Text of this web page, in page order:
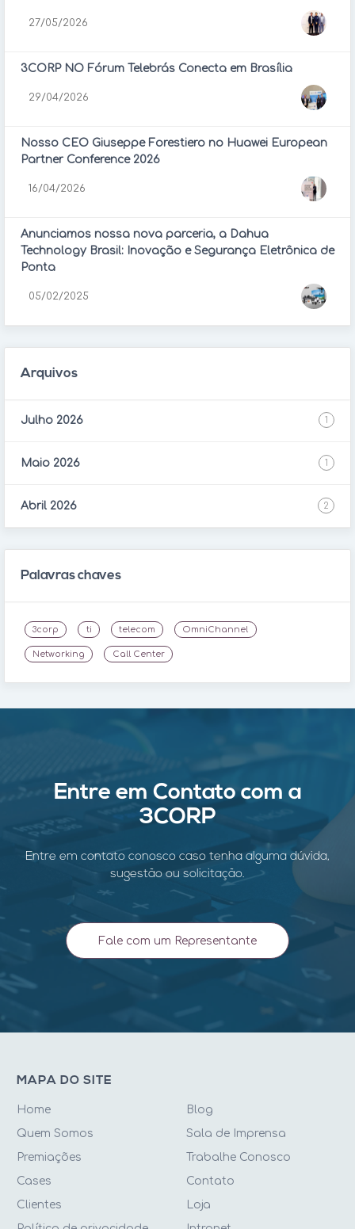
27/05/2026
3CORP NO Fórum Telebrás Conecta em Brasília
29/04/2026
Nosso CEO Giuseppe Forestiero no Huawei European
Partner Conference 2026
16/04/2026
Anunciamos nossa nova parceria, a Dahua
Technology Brasil: Inovação e Segurança Eletrônica de
Ponta
05/02/2025
Arquivos
Julho 2026 1
Maio 2026 1
Abril 2026 2
Palavras chaves
3corp ti telecom OmniChannel
Networking Call Center
Entre em Contato com a
3CORP
Entre em contato conosco caso tenha alguma dúvida,
sugestão ou solicitação.
Fale com um Representante
MAPA DO SITE
Home
Quem Somos
Premiações
Cases
Clientes
Blog
Sala de Imprensa
Trabalhe Conosco
Contato
Loja